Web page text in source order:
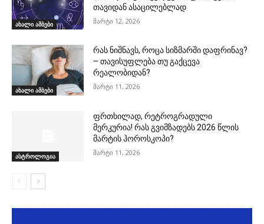
ახალი ამბები
თავიდან ასაცილებლად
მარტი 12, 2026
ახალი ამბები
რას ნიშნავს, როცა სიზმარში დაფრინავ?
– თავისუფლება თუ გაქცევა
რეალობიდან?
მარტი 11, 2026
ასტროლოგია
ფრთხილად, რეტროგრადული
მერკურია! რას გვიმზადებს 2026 წლის
მარტის ჰოროსკოპი?
მარტი 11, 2026